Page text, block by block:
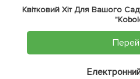
Квітковий Хіт Для Вашого